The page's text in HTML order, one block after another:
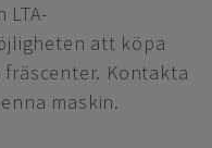
att köpa
fräscenter. Kontakta
maskin.